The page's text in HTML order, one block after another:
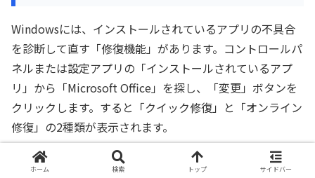
Windowsには、インストールされているアプリの不具合
を診断して直す「修復機能」があります。コントロールパ
ネルまたは設定アプリの「インストールされているアプ
リ」から「Microsoft Office」を探し、「変更」ボタンを
クリックします。すると「クイック修復」と「オンライン
修復」の2種類が表示されます。
「クイック修復」は、インターネット接続なしで短時間に
ホーム 検索 トップ サイドバー